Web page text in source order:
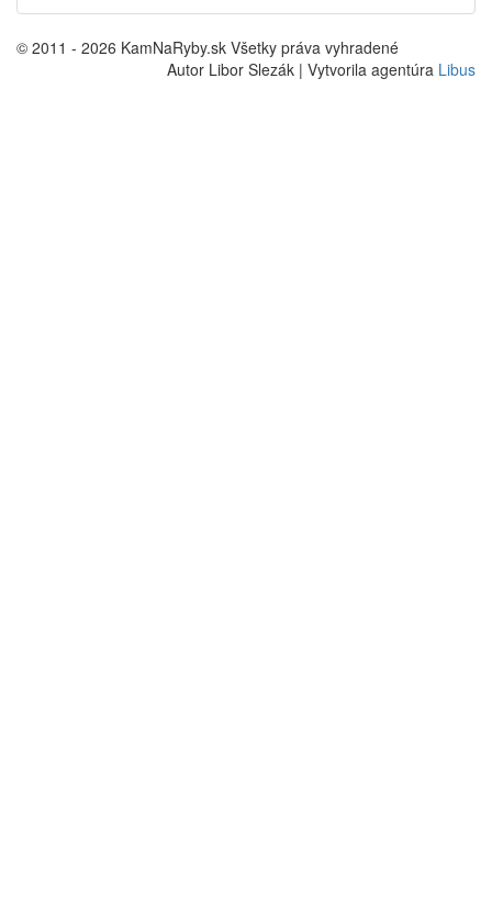
© 2011 - 2026 KamNaRyby.sk Všetky práva vyhradené
Autor Libor Slezák | Vytvorila agentúra Libus